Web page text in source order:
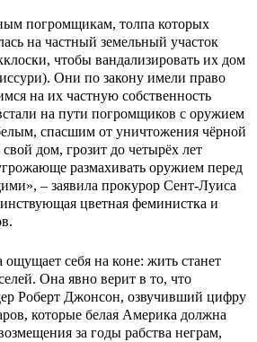
погромщикам, толпа которых
на частный земельный участок
чтобы вандализировать их дом
Они по закону имели право
на их частную собственность
на пути погромщиков с оружием
спасшим от уничтожения чёрной
дом, грозит до четырёх лет
размахивать оружием перед
– заявила прокурор Сент-Луиса
цветная феминистка и
ощущает себя на коне: жить станет
Она явно верит в то, что
Роберт Джонсон, озвучивший цифру
которые белая Америка должна
за годы рабства неграм,